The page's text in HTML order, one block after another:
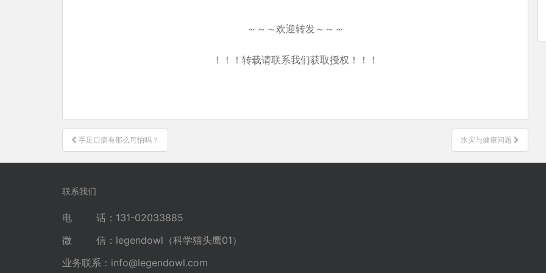
～～～欢迎转发～～～
！！！转载请联系我们获取授权！！！
文
章
导
手足口病有那么可怕吗？ 水灾与健康问题
联系我们
电 话：131-02033885
微 信：legendowl（科学猫头鹰01）
业务联系： info@legendowl.com